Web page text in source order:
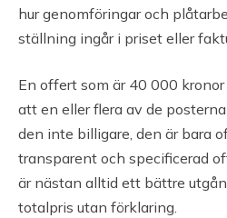
hur genomföringar och
ställning ingår i priset eller
En offert som är 40 000
att en eller flera av de
den inte billigare, den är bara
transparent och specificerad
är nästan alltid ett bättre
totalpris utan förklaring.